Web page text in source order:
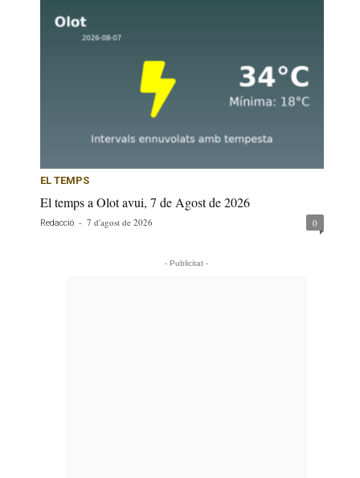
EL TEMPS
El temps a Olot avui, 7 de Agost de 2026
Redacció - 7 d'agost de 2026 0
- Publicitat -